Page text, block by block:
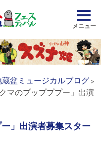
蔵盆ミュージカルブログ >
クマのプップププー」出演
」出演者募集スター